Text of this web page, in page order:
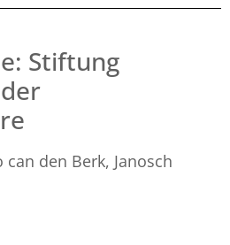
Stiftung
den Berk, Janosch